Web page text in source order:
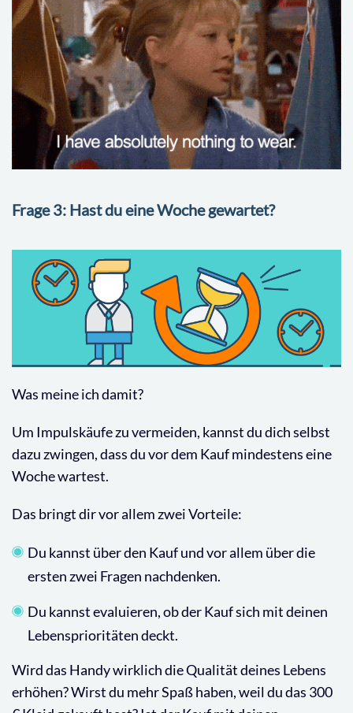
Frage 3: Hast du eine Woche gewartet?
Was meine ich damit?
Um Impulskäufe zu vermeiden, kannst du dich selbst
dazu zwingen, dass du vor dem Kauf mindestens eine
Woche wartest.
Das bringt dir vor allem zwei Vorteile:
Du kannst über den Kauf und vor allem über die
ersten zwei Fragen nachdenken.
Du kannst evaluieren, ob der Kauf sich mit deinen
Lebensprioritäten deckt.
Wird das Handy wirklich die Qualität deines Lebens
erhöhen? Wirst du mehr Spaß haben, weil du das 300